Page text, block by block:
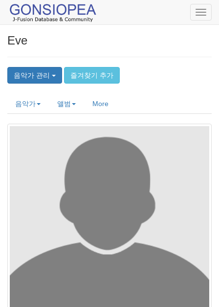
Eve
음악가 관리 즐겨찾기 추가
음악가 앨범 More